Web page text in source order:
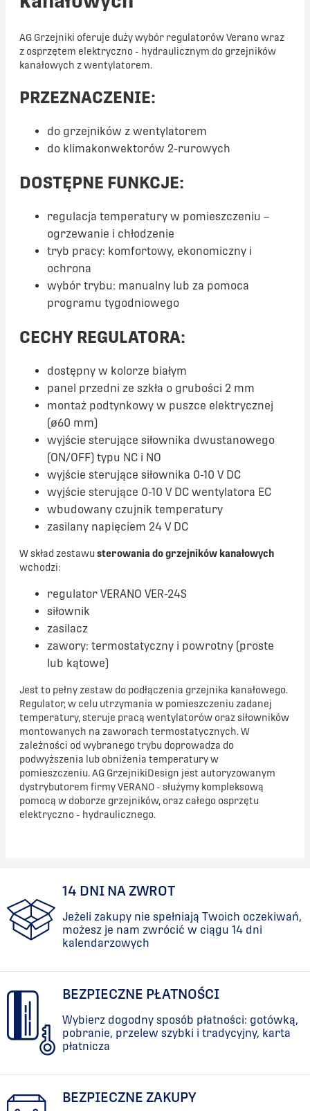
AG Grzejniki oferuje duży wybór regulatorów Verano wraz
z osprzętem elektryczno - hydraulicznym do grzejników
kanałowych z wentylatorem.
PRZEZNACZENIE:
do grzejników z wentylatorem
do klimakonwektorów 2-rurowych
DOSTĘPNE FUNKCJE:
regulacja temperatury w pomieszczeniu –
ogrzewanie i chłodzenie
tryb pracy: komfortowy, ekonomiczny i
ochrona
wybór trybu: manualny lub za pomoca
programu tygodniowego
CECHY REGULATORA:
dostępny w kolorze białym
panel przedni ze szkła o grubości 2 mm
montaż podtynkowy w puszce elektrycznej
(ø60 mm)
wyjście sterujące siłownika dwustanowego
(ON/OFF) typu NC i NO
wyjście sterujące siłownika 0-10 V DC
wyjście sterujące 0-10 V DC wentylatora EC
wbudowany czujnik temperatury
zasilany napięciem 24 V DC
W skład zestawu sterowania do grzejników kanałowych
wchodzi:
regulator VERANO VER-24S
siłownik
zasilacz
zawory: termostatyczny i powrotny (proste
lub kątowe)
Jest to pełny zestaw do podłączenia grzejnika kanałowego.
Regulator, w celu utrzymania w pomieszczeniu zadanej
temperatury, steruje pracą wentylatorów oraz siłowników
montowanych na zaworach termostatycznych. W
zależności od wybranego trybu doprowadza do
podwyższenia lub obniżenia temperatury w
pomieszczeniu. AG GrzejnikiDesign jest autoryzowanym
dystrybutorem firmy VERANO - służymy kompleksową
pomocą w doborze grzejników, oraz całego osprzętu
elektryczno - hydraulicznego.
14 DNI NA ZWROT
Jeżeli zakupy nie spełniają Twoich oczekiwań,
możesz je nam zwrócić w ciągu 14 dni
kalendarzowych
BEZPIECZNE PŁATNOŚCI
Wybierz dogodny sposób płatności: gotówką,
pobranie, przelew szybki i tradycyjny, karta
płatnicza
BEZPIECZNE ZAKUPY